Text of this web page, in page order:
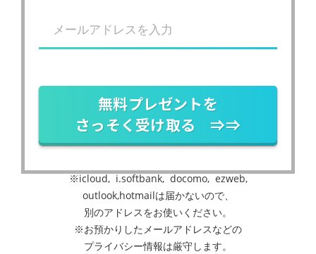
無料プレゼントを
さっそく受け取る ⇒⇒
※icloud, i.softbank, docomo, ezweb,
outlook,hotmailは届かないので、
別のアドレスをお使いください。
※お預かりしたメールアドレスなどの
プライバシー情報は厳守します。